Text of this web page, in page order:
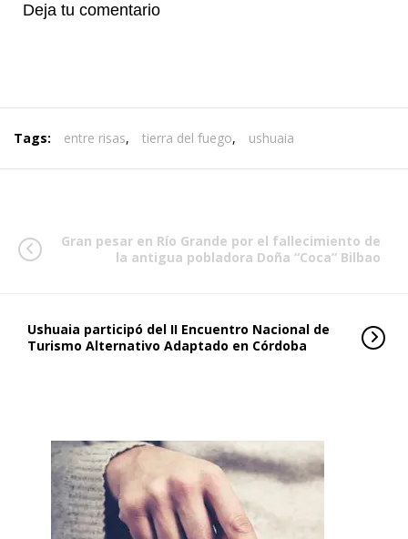
Deja tu comentario
Tags: entre risas, tierra del fuego, ushuaia
Gran pesar en Río Grande por el fallecimiento de
la antigua pobladora Doña “Coca” Bilbao
Ushuaia participó del II Encuentro Nacional de
Turismo Alternativo Adaptado en Córdoba